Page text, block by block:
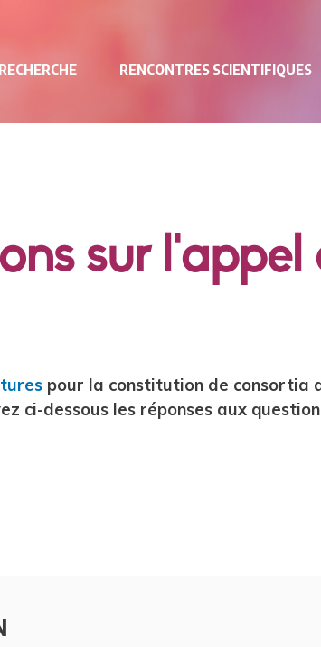
RENCONTRES SCIENTIFIQUES
sur l'appel
pour la constitution de consortia
ci-dessous les réponses aux